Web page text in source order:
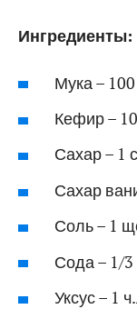
Ингредиенты:
Мука – 100
Кефир –
Сахар – 1
Сахар
Соль – 1
Сода – 1/3
Уксус – 1